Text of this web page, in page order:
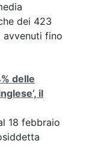
dei 423
avvenuti fino
delle
il
18 febbraio